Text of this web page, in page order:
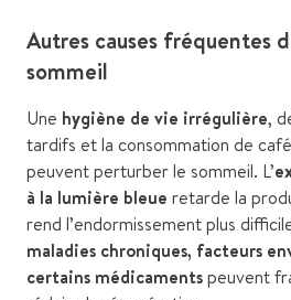
Autres causes fréquentes
sommeil
Une hygiène de vie irrégulière,
tardifs et la consommation de
peuvent perturber le sommeil. L’
à la lumière bleue retarde la
rend l’endormissement plus
maladies chroniques, facteurs
certains médicamentspeuvent